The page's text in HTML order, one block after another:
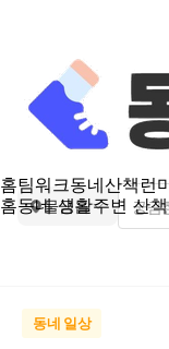
홈팀워크동네산책런
홈동네 생활주변 산책
물금읍
동네 일상